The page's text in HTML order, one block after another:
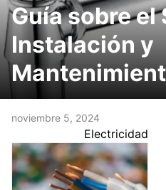
Guía sobre el
Instalación y
noviembre 5, 2024
Electricidad